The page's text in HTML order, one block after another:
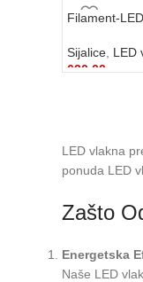
DODAJ U
Filament-
Sijalice LED
630,00рсд
LED vlakna
ponuda LED
Zašto
Energetska
Naše LED